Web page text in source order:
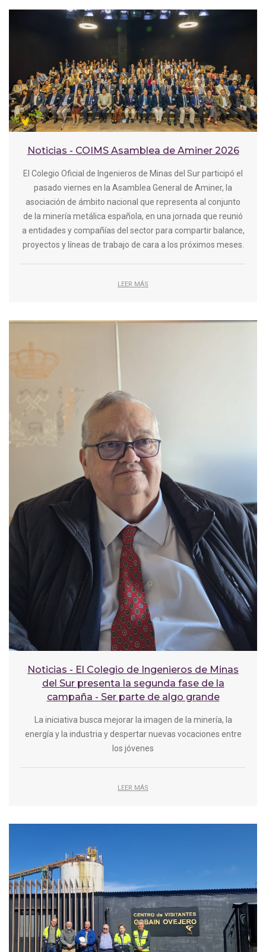
Noticias - COIMS Asamblea de Aminer 2026
El Colegio Oficial de Ingenieros de Minas del Sur participó el
pasado viernes en la Asamblea General de Aminer, la
asociación de ámbito nacional que representa al conjunto
de la minería metálica española, en una jornada que reunió
a entidades y compañías del sector para compartir balance,
proyectos y líneas de trabajo de cara a los próximos meses.
LEER MÁS
Noticias - El Colegio de Ingenieros de Minas
del Sur presenta la segunda fase de la
campaña - Ser parte de algo grande
La iniciativa busca mejorar la imagen de la minería, la
energía y la industria y despertar nuevas vocaciones entre
los jóvenes
LEER MÁS